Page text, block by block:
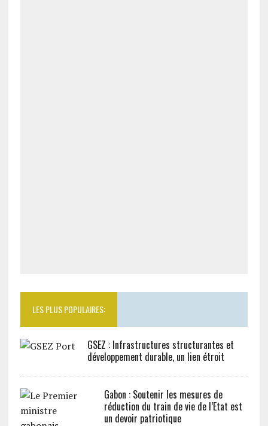
LES PLUS POPULAIRES:
GSEZ : Infrastructures structurantes et
développement durable, un lien étroit
Gabon : Soutenir les mesures de
réduction du train de vie de l’Etat est
un devoir patriotique